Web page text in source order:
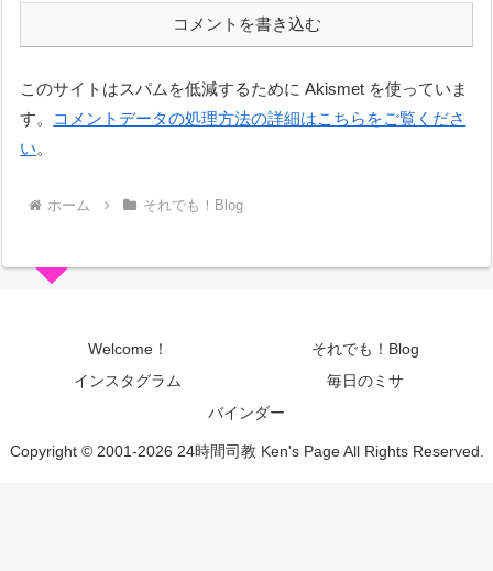
コメントを書き込む
このサイトはスパムを低減するために Akismet を使っていま
す。
コメントデータの処理方法の詳細はこちらをご覧くださ
い。
ホーム それでも！Blog
Welcome！
それでも！Blog
インスタグラム
毎日のミサ
バインダー
Copyright © 2001-2026 24時間司教 Ken's Page All Rights Reserved.